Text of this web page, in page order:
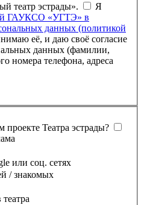
театр эстрады».
Я
ГАУКСО «УГТЭ» в
данных (политикой
данных (фамилии,
номера телефона, адреса
Театра эстрады?
или соц. сетях
/ знакомых